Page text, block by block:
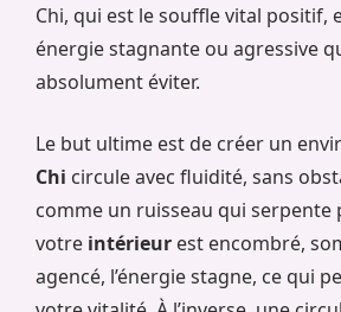
Chi, qui est le souffle vital positif,
énergie stagnante ou agressive
absolument éviter.
Le but ultime est de créer un
Chi circule avec fluidité, sans
comme un ruisseau qui serpente
votre intérieur est encombré,
agencé, l’énergie stagne, ce qui